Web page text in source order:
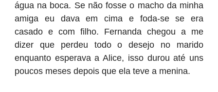
água na boca. Se não fosse o macho da minha
amiga eu dava em cima e foda-se se era
casado e com filho. Fernanda chegou a me
dizer que perdeu todo o desejo no marido
enquanto esperava a Alice, isso durou até uns
poucos meses depois que ela teve a menina.